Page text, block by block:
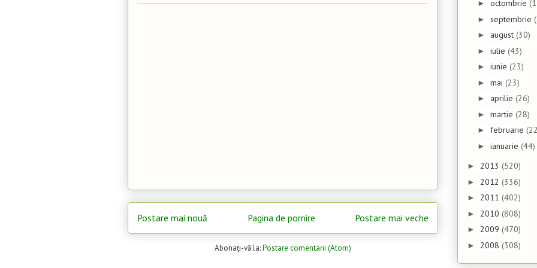
Postare mai nouă Postare mai veche
Pagina de pornire
Abonați-vă la:Postare comentarii (Atom)
► octombrie
► septembrie
► august (30)
► iulie (43)
► iunie (23)
► mai (23)
► aprilie (26)
► martie (28)
► februarie
► ianuarie (44)
► 2013 (520)
► 2012 (336)
► 2011 (402)
► 2010 (808)
► 2009 (470)
► 2008 (308)